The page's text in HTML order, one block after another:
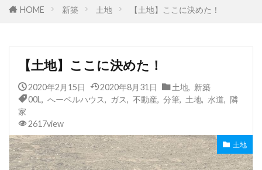
HOME 新築 土地 【土地】ここに決めた！
【土地】ここに決めた！
2020年2月15日 2020年8月31日 土地
新築
00L
へーベルハウス ガス 不動産 分筆, 土地 水道
隣
家
2617view
土地